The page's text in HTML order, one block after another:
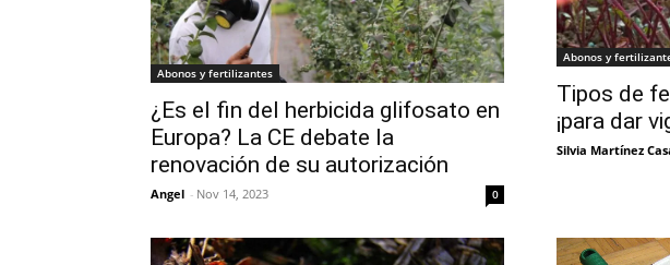
Abonos y fertilizantes
¿Es el fin del herbicida glifosato en
Europa? La CE debate la
renovación de su autorización
Angel - Nov 14, 2023 0
Abonos y
Tipos de
¡para dar
Silvia Martínez